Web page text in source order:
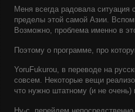
Меня всегда радовала
пределы этой самой Азии.
Возможно, проблема именно в
Поэтому о программе, про
YoruFukurou, в переводе на
совсем. Некоторые вещи
что нужно штатному (и не